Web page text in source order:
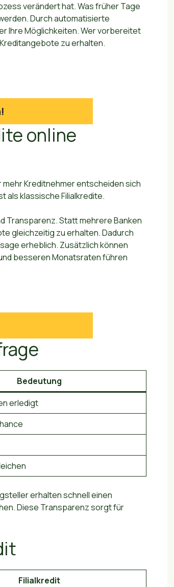
verändert hat. Was früher Tage
Durch automatisierte
Ihre Möglichkeiten. Wer vorbereitet
zu erhalten.
online
Kreditnehmer entscheiden sich
als klassische Filialkredite.
Transparenz. Statt mehrere Banken
gleichzeitig zu erhalten. Dadurch
erheblich. Zusätzlich können
besseren Monatsraten führen
Bedeutung
erledigt
erhalten schnell einen
Diese Transparenz sorgt für
Filialkredit